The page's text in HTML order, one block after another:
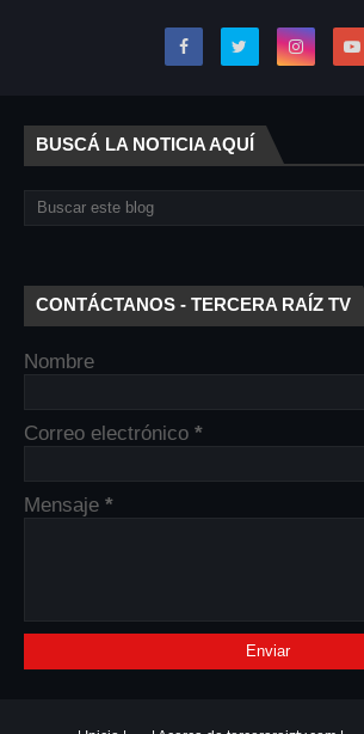
BUSCÁ LA NOTICIA AQUÍ
CONTÁCTANOS - TERCERA RAÍZ TV
Nombre
Correo electrónico *
Mensaje *